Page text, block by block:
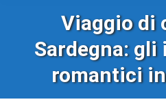
Viaggio di
Sardegna:
romantici